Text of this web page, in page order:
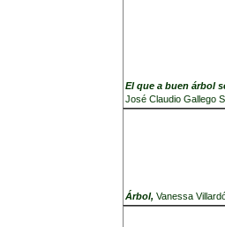
El que a buen árbol
José Claudio Gallego
Árbol,